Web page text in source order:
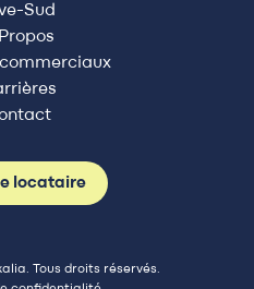
Sud
locataire
Tous droits réservés.